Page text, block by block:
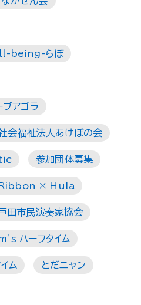
being-らぼ
アゴラ
会福祉法人あけぼの会
参加団体募集
× Hula
田市民演奏家協会
ハーフタイム
ム とだニャン